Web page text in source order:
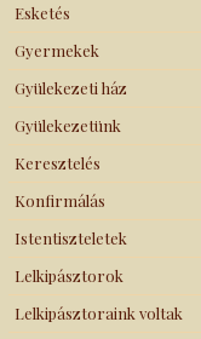
Esketés
Gyermekek
Gyülekezeti ház
Gyülekezetünk
Keresztelés
Konfirmálás
Istentiszteletek
Lelkipásztorok
Lelkipásztoraink voltak